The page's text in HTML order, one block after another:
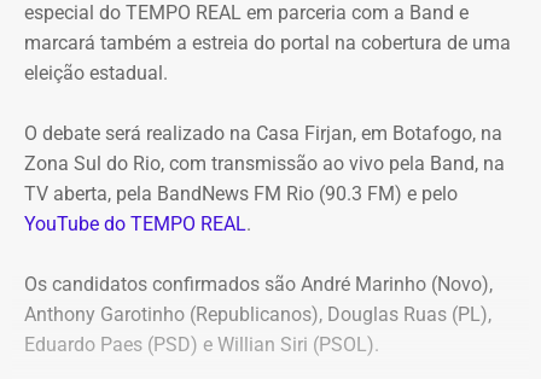
pagamentos decorrentes do acordo milionário, que
ultrapassava R$ 100 milhões.
Montebello Willeman, que apontou uma série de
irregularidades no planejamento da concorrência
eletrônica SRP nº 041/2025 e concluiu que os problemas
comprometem a competitividade do certame e, além
a Secretaria Municipal de Obras e Agricultura e a empresa
vencedora.
especial do TEMPO REAL em parceria com a Band e
marcará também a estreia do portal na cobertura de uma
eleição estadual.
O debate será realizado na Casa Firjan, em Botafogo, na
Zona Sul do Rio, com transmissão ao vivo pela Band, na
TV aberta, pela BandNews FM Rio (90.3 FM) e pelo
YouTube do TEMPO REAL.
Os candidatos confirmados são André Marinho (Novo),
Anthony Garotinho (Republicanos), Douglas Ruas (PL),
Eduardo Paes (PSD) e Willian Siri (PSOL).